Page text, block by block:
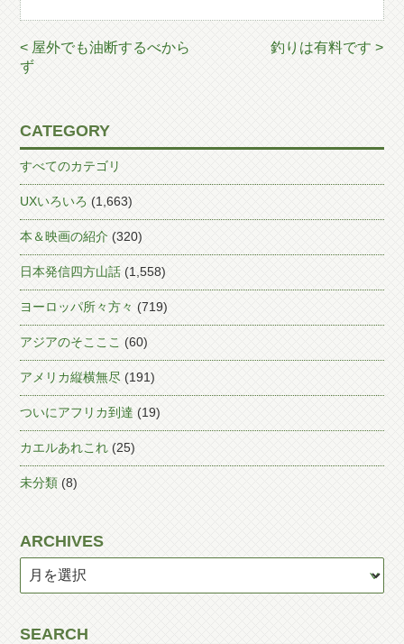
< 屋外でも油断するべから
ず
釣りは有料です >
CATEGORY
すべてのカテゴリ
UXいろいろ (1,663)
本＆映画の紹介 (320)
日本発信四方山話 (1,558)
ヨーロッパ所々方々 (719)
アジアのそこここ (60)
アメリカ縦横無尽 (191)
ついにアフリカ到達 (19)
カエルあれこれ (25)
未分類 (8)
ARCHIVES
SEARCH